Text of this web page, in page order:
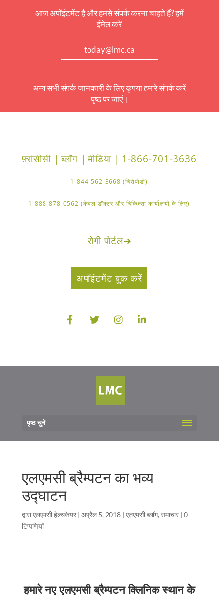
आज अपॉइंटमेंट है और हमसे संपर्क करना चाहते हैं? हमें
ईमेल करें
today@lmc.ca
अन्य सभी संपर्क जानकारी के लिए कृपया हमारे संपर्क करें
पृष्ठ पर जाएं।
फ़्रांसीसी | ब्लॉग | मीडिया | 1-866-701-3636
1-844-562-3668 (चिरोपोडी)
1-888-878-0562 (केवल डॉक्टर और चिकित्सा कार्यालयों के लिए)
रोगी पोर्टल➔
अपॉइंटमेंट बुक करें
पृष्ठ चुनें
एलएमसी ब्रैम्पटन का भव्य
उद्घाटन
द्वाराएलएमसी हेल्थकेयर| अप्रैल 5, 2018| एलएमसी ब्लॉग, समाचार| 0
टिप्पणियाँ
हमारे नए एलएमसी ब्रैम्पटन क्लिनिक स्थान के